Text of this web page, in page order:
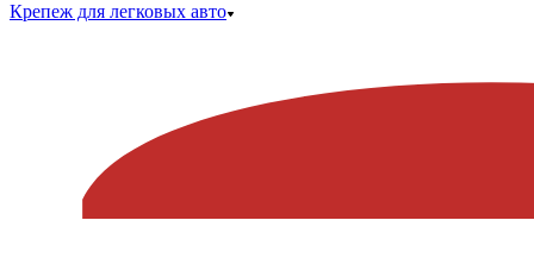
Крепеж для легковых авто